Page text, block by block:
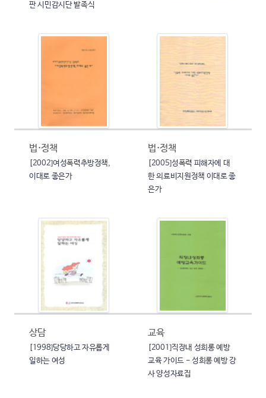
판 시민감시단 발족식
법·정책
[2002]여성폭력추방정책,
이대로 좋은가
법·정책
[2005]성폭력 피해자에 대
한 의료비지원정책 이대로 좋
은가
상담
[1998]당당하고 자유롭게
일하는 여성
교육
[2001]직장내 성희롱 예방
교육 가이드 - 성희롱 예방 강
사 양성자료집